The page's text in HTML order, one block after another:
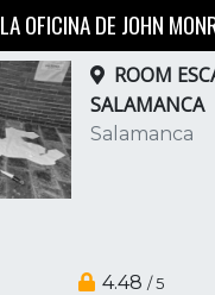
LA OFICINA DE JOHN
ROOM
SALAMANCA
Salamanca
4.48 / 5